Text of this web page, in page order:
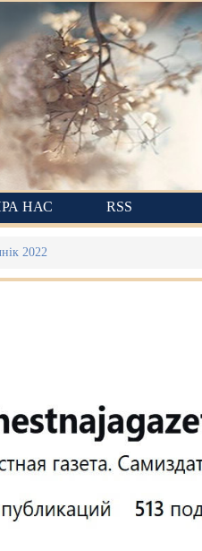
НАС RSS
2022